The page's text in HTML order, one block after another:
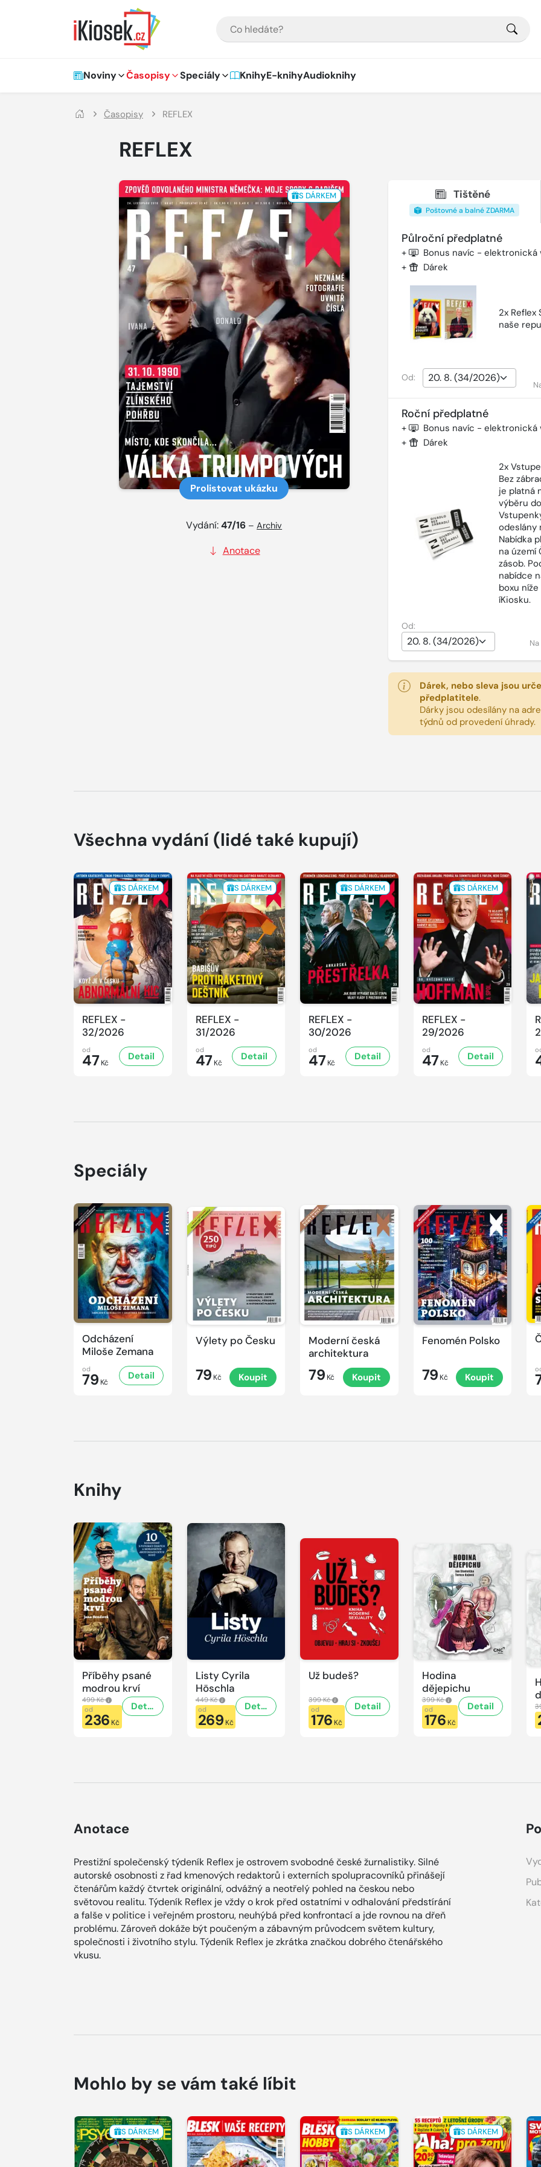
Hlavní navigace
Noviny Časopisy Speciály KnihyE-knihyAudioknihy
Časopisy REFLEX
REFLEX
S DÁRKEM
Prolistovat ukázku
Vydání:47/16 –Archiv
Anotace
Tištěné
Poštovné a balné ZDARMA
Půlroční předplatné
+ Bonus navíc - elektronická
+ Dárek
2x
naše
Od:
Roční předplatné
+ Bonus navíc - elektronická
+
Dárek
2x
Bez
je platná
výběru
odeslány
Nabídka
na území
zásob.
nabídce
boxu
íKiosku.
Od:
Dárek, nebo sleva jsou
předplatitele.
Dárky jsou odesílány na
týdnů od provedení úhrady.
Všechna vydání (lidé také kupují)
S DÁRKEM
REFLEX -
32/2026
od
47 Kč
Detail
S DÁRKEM
REFLEX -
31/2026
od
47 Kč
Detail
S DÁRKEM
REFLEX -
30/2026
od
47 Kč
Detail
S DÁRKEM
REFLEX -
29/2026
od
47 Kč
Detail
Speciály
Odcházení
Miloše Zemana
od
79 Kč
Detail
Výlety po Česku
79 Kč Koupit
Moderní česká
architektura
79 Kč Koupit
Fenomén Polsko
79 Kč Koupit
Knihy
Příběhy psané
modrou krví
499 Kč
od
236 Kč
Detail
Listy Cyrila
Höschla
449 Kč
od
269 Kč
Detail
Už budeš?
399 Kč
od
176 Kč
Detail
Hodina
dějepichu
399 Kč
od
176 Kč
Detail
Anotace
Prestižní společenský týdeník Reflex je ostrovem svobodné české žurnalistiky. Silné
autorské osobnosti z řad kmenových redaktorů i externích spolupracovníků přinášejí
čtenářům každý čtvrtek originální, odvážný a neotřelý pohled na českou nebo
světovou realitu. Týdeník Reflex je vždy o krok před ostatními v odhalování předstírání
a falše v politice i veřejném prostoru, neuhýbá před konfrontací a jde rovnou na dřeň
problému. Zároveň dokáže být poučeným a zábavným průvodcem světem kultury,
společnosti i životního stylu. Týdeník Reflex je zkrátka značkou dobrého čtenářského
vkusu.
Mohlo by se vám také líbit
S DÁRKEM S DÁRKEM S DÁRKEM